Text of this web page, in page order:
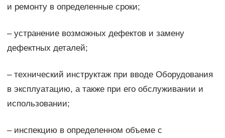
и ремонту в определенные сроки;
– устранение возможных дефектов и замену
дефектных деталей;
– технический инструктаж при вводе Оборудования
в эксплуатацию, а также при его обслуживании и
использовании;
– инспекцию в определенном объеме с